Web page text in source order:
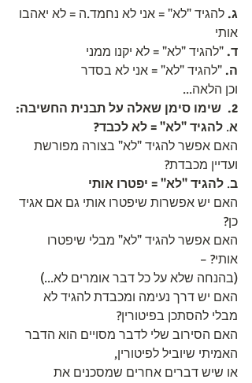
ג. להגיד "לא" = אני לא נחמד.ה = לא יאהבו
אותי
ד. "להגיד "לא" = לא יקנו ממני
ה. "להגיד "לא" = אני לא בסדר
וכן הלאה...
2.
שימו סימן שאלה על תבנית החשיבה:
א. להגיד "לא" = לא לכבד?
האם אפשר להגיד "לא" בצורה מפורשת
ועדיין מכבדת?
ב. להגיד "לא" = יפטרו אותי
האם יש אפשרות שיפטרו אותי גם אם אגיד
כן?
האם אפשר להגיד "לא" מבלי שיפטרו
אותי? –
(בהנחה שלא על כל דבר אומרים לא...)
האם יש דרך נעימה ומכבדת להגיד לא
מבלי להסתכן בפיטורין?
האם הסירוב שלי לדבר מסויים הוא הדבר
האמיתי שיוביל לפיטורין,
או שיש דברים אחרים שמסכנים את